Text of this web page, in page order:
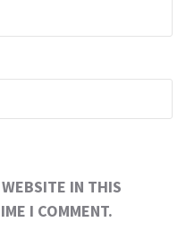
IN THIS
I COMMENT.